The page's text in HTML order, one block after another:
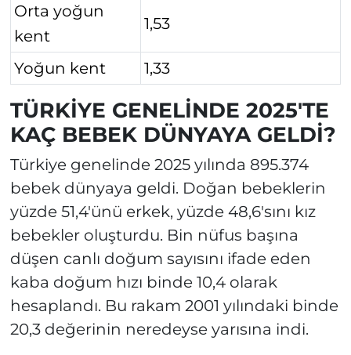
Orta yoğun
kent
1,53
Yoğun kent 1,33
TÜRKİYE GENELİNDE 2025'TE
KAÇ BEBEK DÜNYAYA GELDİ?
Türkiye genelinde 2025 yılında 895.374
bebek dünyaya geldi. Doğan bebeklerin
yüzde 51,4'ünü erkek, yüzde 48,6'sını kız
bebekler oluşturdu. Bin nüfus başına
düşen canlı doğum sayısını ifade eden
kaba doğum hızı binde 10,4 olarak
hesaplandı. Bu rakam 2001 yılındaki binde
20,3 değerinin neredeyse yarısına indi.